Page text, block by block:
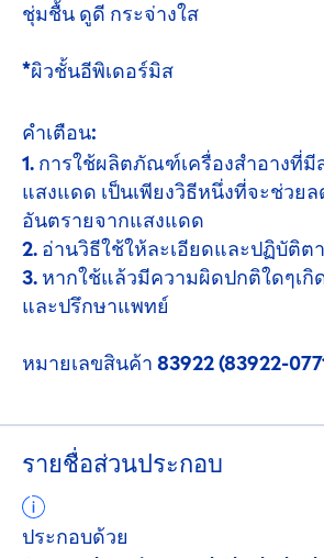
ชุ่มชื้น ดูดี กระจ่างใส
*ผิวชั้นอีพิเดอร์มิส
คำเตือน:
1. การใช้ผลิตภัณฑ์เครื่องสำอางที่มี
แสงแดด เป็นเพียงวิธีหนึ่งที่จะช่วยล
อันตรายจากแสงแดด
2. อ่านวิธีใช้ให้ละเอียดและปฏิบัติต
3. หากใช้แล้วมีความผิดปกติใดๆเ
และปรึกษาแพทย์
หมายเลขสินค้า 83922 (83922-
รายชื่อส่วนประกอบ
ประกอบด้วย